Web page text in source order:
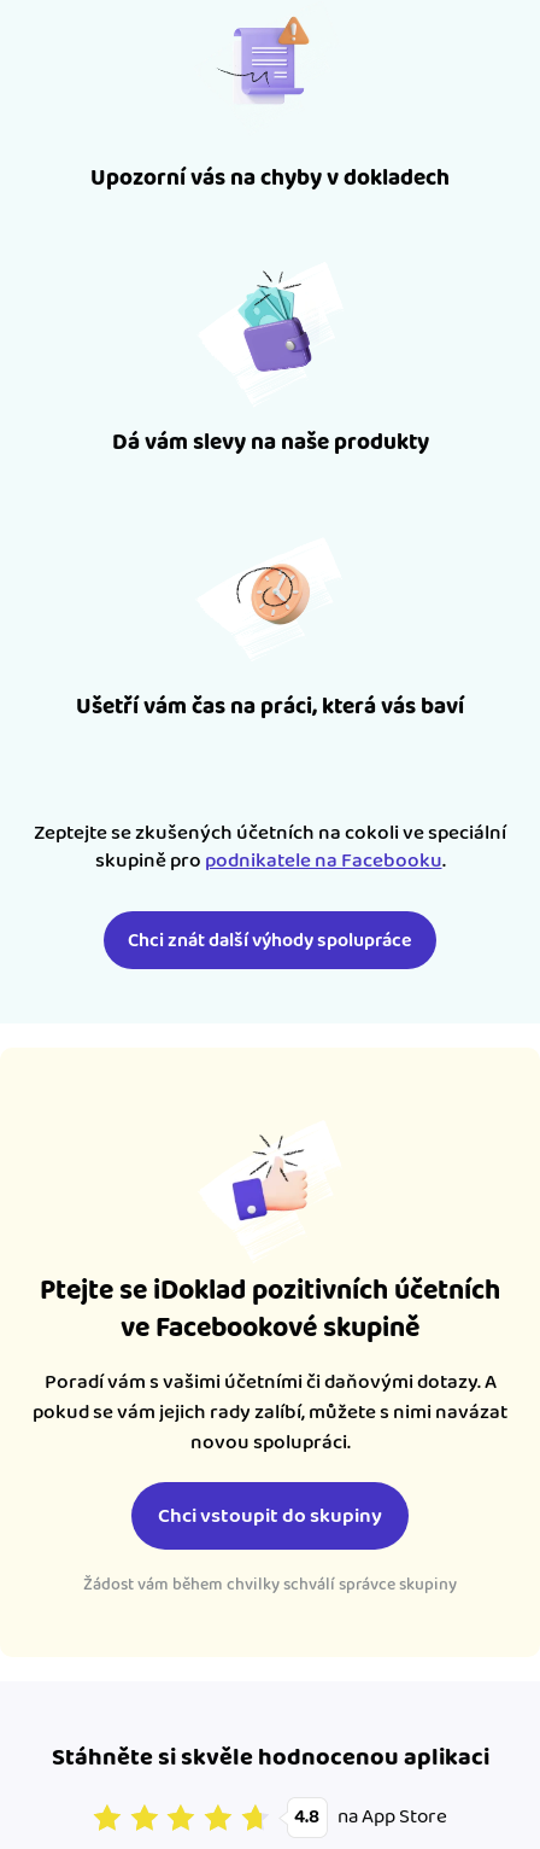
Upozorní vás na chyby v dokladech
Dá vám slevy na naše produkty
Ušetří vám čas na práci, která vás baví
Zeptejte se zkušených účetních na cokoli ve speciální
skupině propodnikatele na Facebooku.
Chci znát další výhody spolupráce
Ptejte se iDoklad pozitivních účetních
ve Facebookové skupině
Poradí vám s vašimi účetními či daňovými dotazy. A
pokud se vám jejich rady zalíbí, můžete s nimi navázat
novou spolupráci.
Chci vstoupit do skupiny
Žádost vám během chvilky schválí správce skupiny
Stáhněte si skvěle hodnocenou aplikaci
4.8 na App Store